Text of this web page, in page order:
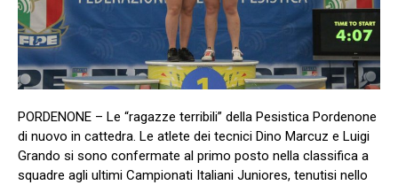
PORDENONE – Le “ragazze terribili” della Pesistica Pordenone
di nuovo in cattedra. Le atlete dei tecnici Dino Marcuz e Luigi
Grando si sono confermate al primo posto nella classifica a
squadre agli ultimi Campionati Italiani Juniores, tenutisi nello